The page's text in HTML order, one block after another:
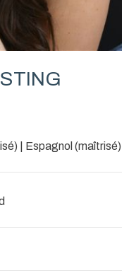
| Espagnol (maîtrisé)